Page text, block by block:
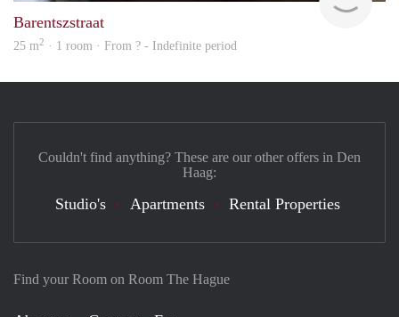
Barentszstraat
25 m2 · 1 room · From ? - Indefinite period
Find your Room on Room The Hague
Couldn't find anything? These are our other offers in Den
Haag:
Studio's Apartments Rental Properties